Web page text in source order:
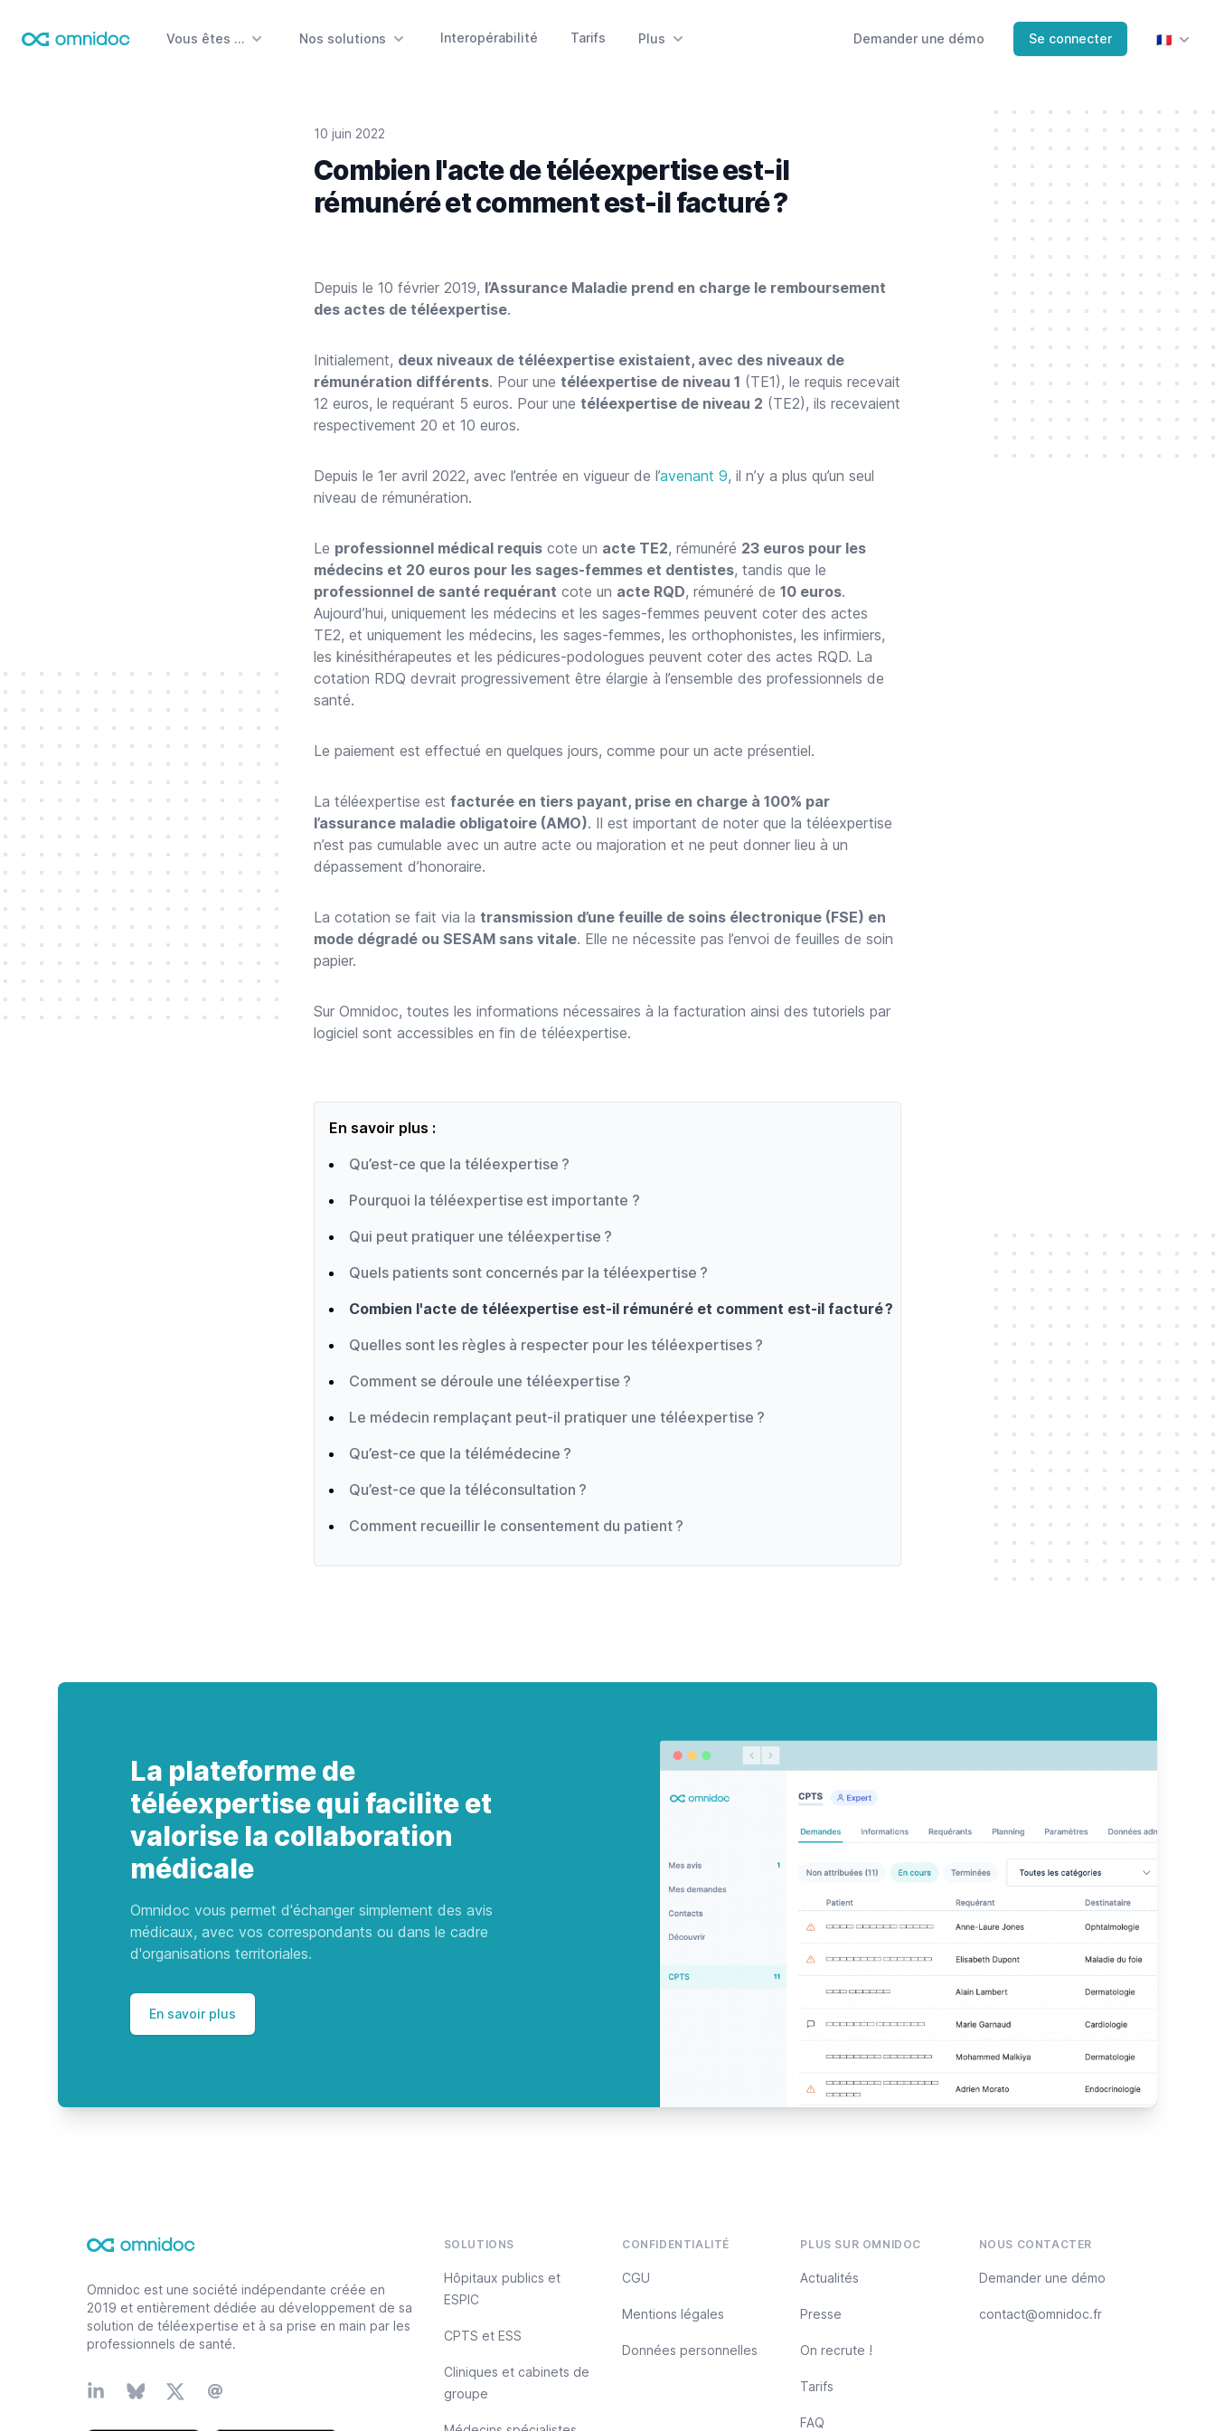
Omnidoc Vous êtes … Nos solutions Interopérabilité Tarifs Plus Demander une démo Se connecter 🇫🇷
10 juin 2022
Combien l'acte de téléexpertise est-il
rémunéré et comment est-il facturé ?
Depuis le 10 février 2019, l’Assurance Maladie prend en charge le remboursement
des actes de téléexpertise.
Initialement, deux niveaux de téléexpertise existaient, avec des niveaux de
rémunération différents. Pour une téléexpertise de niveau 1 (TE1), le requis recevait
12 euros, le requérant 5 euros. Pour une téléexpertise de niveau 2 (TE2), ils recevaient
respectivement 20 et 10 euros.
Depuis le 1er avril 2022, avec l’entrée en vigueur de l’avenant 9, il n’y a plus qu’un seul
niveau de rémunération.
Le professionnel médical requis cote un acte TE2, rémunéré 23 euros pour les
médecins et 20 euros pour les sages-femmes et dentistes, tandis que le
professionnel de santé requérant cote un acte RQD, rémunéré de 10 euros.
Aujourd’hui, uniquement les médecins et les sages-femmes peuvent coter des actes
TE2, et uniquement les médecins, les sages-femmes, les orthophonistes, les infirmiers,
les kinésithérapeutes et les pédicures-podologues peuvent coter des actes RQD. La
cotation RDQ devrait progressivement être élargie à l’ensemble des professionnels de
santé.
Le paiement est effectué en quelques jours, comme pour un acte présentiel.
La téléexpertise est facturée en tiers payant, prise en charge à 100% par
l’assurance maladie obligatoire (AMO). Il est important de noter que la téléexpertise
n’est pas cumulable avec un autre acte ou majoration et ne peut donner lieu à un
dépassement d’honoraire.
La cotation se fait via la transmission d’une feuille de soins électronique (FSE) en
mode dégradé ou SESAM sans vitale. Elle ne nécessite pas l’envoi de feuilles de soin
papier.
Sur Omnidoc, toutes les informations nécessaires à la facturation ainsi des tutoriels par
logiciel sont accessibles en fin de téléexpertise.
En savoir plus :
Qu’est-ce que la téléexpertise ?
Pourquoi la téléexpertise est importante ?
Qui peut pratiquer une téléexpertise ?
Quels patients sont concernés par la téléexpertise ?
Combien l'acte de téléexpertise est-il rémunéré et comment est-il facturé ?
Quelles sont les règles à respecter pour les téléexpertises ?
Comment se déroule une téléexpertise ?
Le médecin remplaçant peut-il pratiquer une téléexpertise ?
Qu’est-ce que la télémédecine ?
Qu’est-ce que la téléconsultation ?
Comment recueillir le consentement du patient ?
La plateforme de
téléexpertise qui facilite et
valorise la collaboration
médicale
Omnidoc vous permet d'échanger simplement des avis
médicaux, avec vos correspondants ou dans le cadre
d'organisations territoriales.
En savoir plus
Omnidoc est une société indépendante créée en
2019 et entièrement dédiée au développement de sa
solution de téléexpertise et à sa prise en main par les
professionnels de santé.
LinkedinBluesky
X Email
SOLUTIONS
Hôpitaux publics et
ESPIC
CPTS et ESS
Cliniques et cabinets de
groupe
CONFIDENTIALITÉ
CGU
Mentions légales
Données personnelles
PLUS SUR OMNIDOC
Actualités
Presse
On recrute !
Tarifs
FAQ
NOUS CONTACTER
Demander une démo
contact@omnidoc.fr